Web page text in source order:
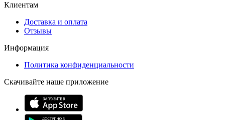
Клиентам
Доставка и оплата
Отзывы
Информация
Политика конфиденциальности
Скачивайте наше приложение